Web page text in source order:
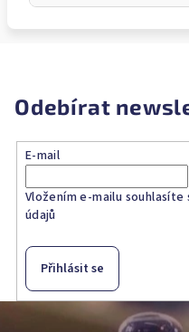
Odebírat
E-mail
Vložením e-mailu souhlasíte
údajů
Přihlásit se
Z